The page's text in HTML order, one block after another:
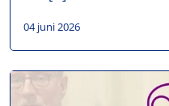
04 juni 2026